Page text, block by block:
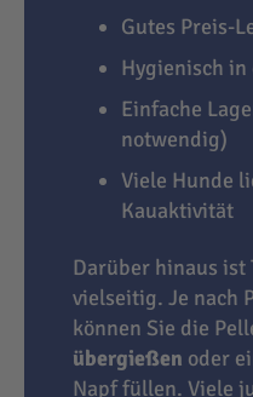
Gutes Preis-
Hygienisch
Einfache
notwendig)
Viele Hunde
Kauaktivität
Darüber hinaus
vielseitig. Je nach
können Sie die
übergießen oder
Napf füllen. Viele